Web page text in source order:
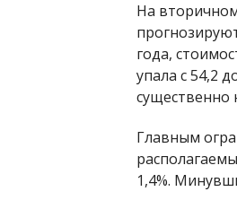
На
года,
упала с 54,2
существенно
Главным
1,4%.